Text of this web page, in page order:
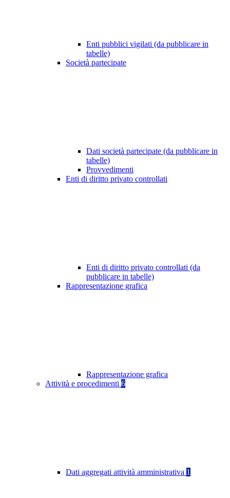
Enti pubblici vigilati (da pubblicare in
tabelle)
Società partecipate
Dati società partecipate (da pubblicare in
tabelle)
Provvedimenti
Enti di diritto privato controllati
Enti di diritto privato controllati (da
pubblicare in tabelle)
Rappresentazione grafica
Rappresentazione grafica
Attività e procedimenti 6
Dati aggregati attività amministrativa 1